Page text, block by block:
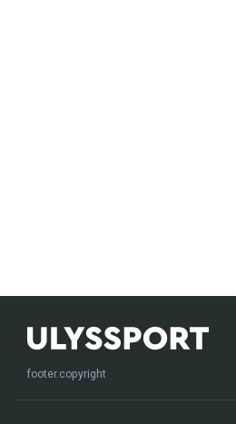
footer.copyright